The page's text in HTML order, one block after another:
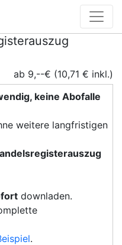
ab 9,--€ (10,71 € inkl.)
keine Abofalle
weitere langfristigen
downladen.
.